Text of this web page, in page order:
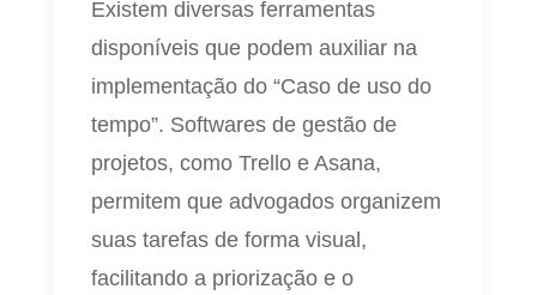
Existem diversas ferramentas
disponíveis que podem auxiliar na
implementação do “Caso de uso do
tempo”. Softwares de gestão de
projetos, como Trello e Asana,
permitem que advogados organizem
suas tarefas de forma visual,
facilitando a priorização e o